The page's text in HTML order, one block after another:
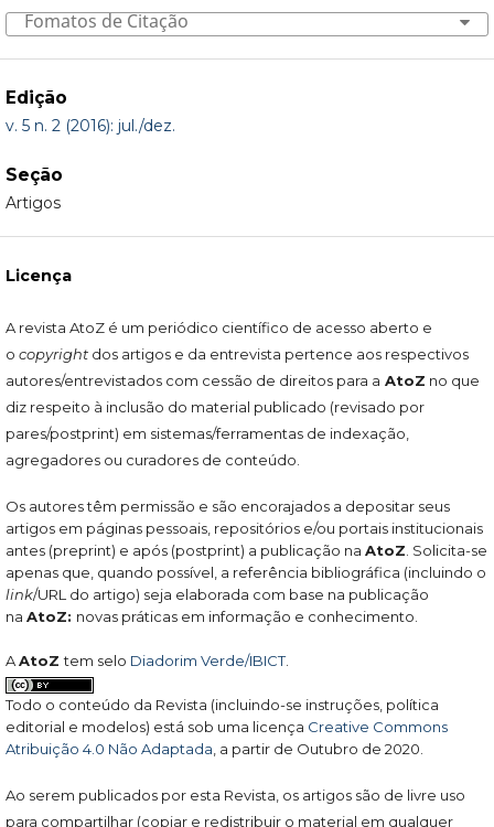
Fomatos de Citação
Edição
v. 5 n. 2 (2016): jul./dez.
Seção
Artigos
Licença
A revista AtoZ é um periódico científico de acesso aberto e
o copyrightdos artigos e da entrevista pertence aos respectivos
autores/entrevistados com cessão de direitos para a AtoZ no que
diz respeito à inclusão do material publicado (revisado por
pares/postprint) em sistemas/ferramentas de indexação,
agregadores ou curadores de conteúdo.
Os autores têm permissão e são encorajados a depositar seus
artigos em páginas pessoais, repositórios e/ou portais institucionais
antes (preprint) e após (postprint) a publicação na AtoZ. Solicita-se
apenas que, quando possível, a referência bibliográfica (incluindo o
link/URL do artigo) seja elaborada com base na publicação
na AtoZ: novas práticas em informação e conhecimento.
AAtoZtem selo Diadorim Verde/IBICT.
Todo o conteúdo da Revista (incluindo-se instruções, política
editorial e modelos) está sob uma licença Creative Commons
Atribuição 4.0 Não Adaptada, a partir de Outubro de 2020.
Ao serem publicados por esta Revista, os artigos são de livre uso
para compartilhar (copiar e redistribuir o material em qualquer